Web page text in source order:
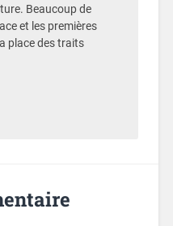
Beaucoup de
et les premières
place des traits